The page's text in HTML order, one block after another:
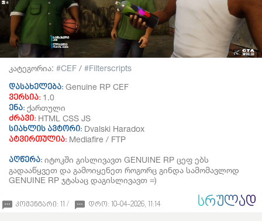
კატეგორია: CEF /
Filterscripts
დასახელება: Genuine RP CEF
ვერსია: 1.0
ენა: ქართული
ძრავი: HTML CSS JS
სიახლის ავტორი: Dvalski Haradox
ატვირთულია: Mediafire / FTP
აღწერა: იტოკში გისლივავთ GENUINE RP ცეფ ებს
გადააწყვეთ და გამოიყენეთ როგორც გინდა სამომავლოდ
GENUINE RP ჯტასაც დაგისლივავთ =)
კომენტარი: 11 / დრო: 10-04-2026, 11:14 ᲡᲠᲣᲚᲐᲓ